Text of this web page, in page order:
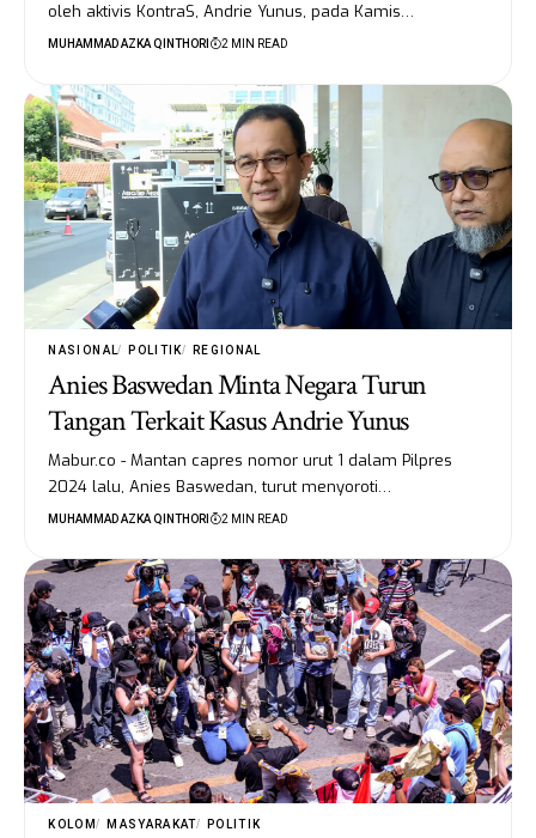
oleh aktivis KontraS, Andrie Yunus, pada Kamis…
MUHAMMAD AZKA QINTHORI 2 MIN READ
NASIONAL POLITIK REGIONAL
Anies Baswedan Minta Negara Turun
Tangan Terkait Kasus Andrie Yunus
Mabur.co - Mantan capres nomor urut 1 dalam Pilpres
2024 lalu, Anies Baswedan, turut menyoroti…
MUHAMMAD AZKA QINTHORI 2 MIN READ
KOLOM MASYARAKAT POLITIK